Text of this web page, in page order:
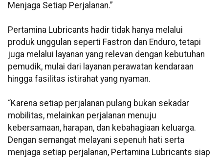
Menjaga Setiap Perjalanan.”
Pertamina Lubricants hadir tidak hanya melalui
produk unggulan seperti Fastron dan Enduro, tetapi
juga melalui layanan yang relevan dengan kebutuhan
pemudik, mulai dari layanan perawatan kendaraan
hingga fasilitas istirahat yang nyaman.
“Karena setiap perjalanan pulang bukan sekadar
mobilitas, melainkan perjalanan menuju
kebersamaan, harapan, dan kebahagiaan keluarga.
Dengan semangat melayani sepenuh hati serta
menjaga setiap perjalanan, Pertamina Lubricants siap